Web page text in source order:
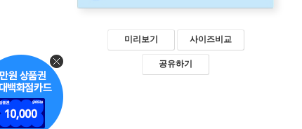
미리보기 사이즈비교
공유하기